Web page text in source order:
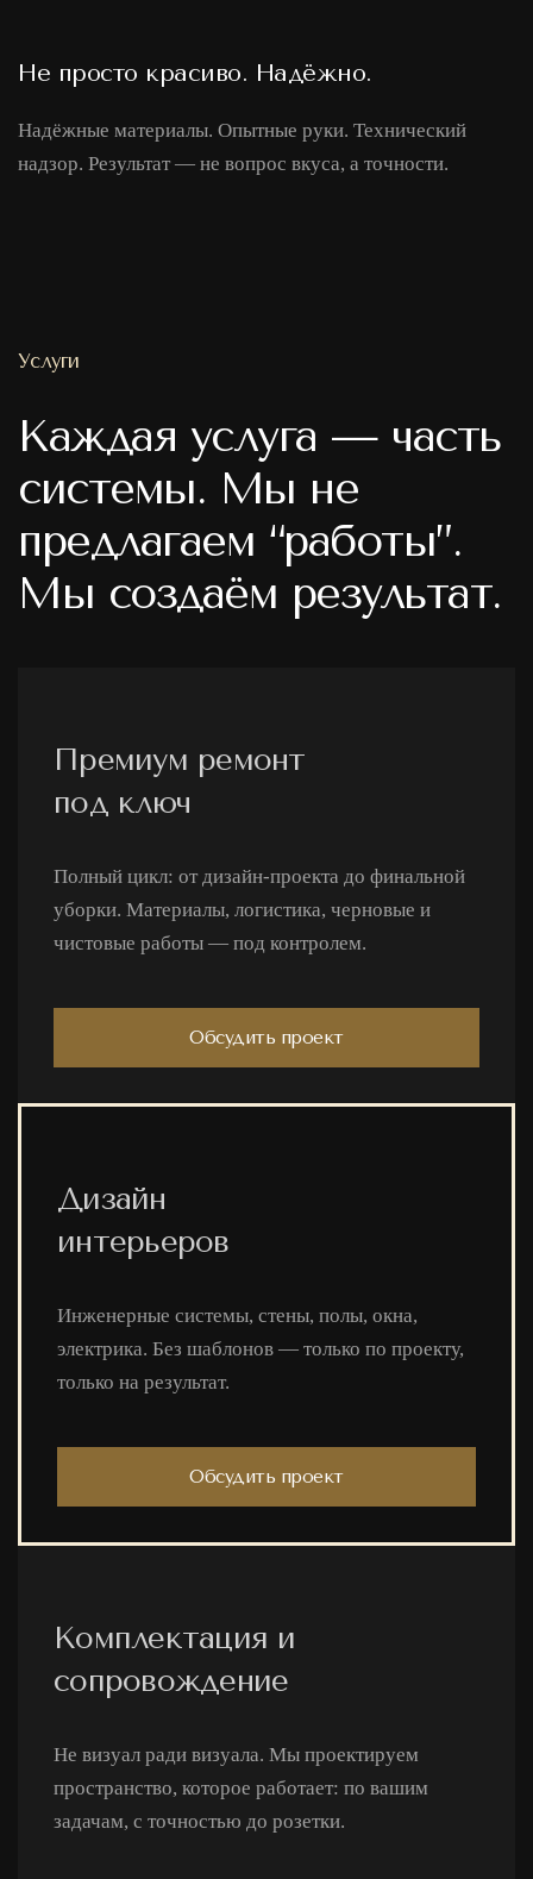
Не просто красиво. Надёжно.
Надёжные материалы. Опытные руки. Технический
надзор. Результат — не вопрос вкуса, а точности.
Услуги
Каждая услуга — часть
системы. Мы не
предлагаем “работы”.
Мы создаём результат.
Премиум ремонт
под ключ
Полный цикл: от дизайн-проекта до финальной
уборки. Материалы, логистика, черновые и
чистовые работы — под контролем.
Обсудить проект
Дизайн
интерьеров
Инженерные системы, стены, полы, окна,
электрика. Без шаблонов — только по проекту,
только на результат.
Обсудить проект
Комплектация и
сопровождение
Не визуал ради визуала. Мы проектируем
пространство, которое работает: по вашим
задачам, с точностью до розетки.